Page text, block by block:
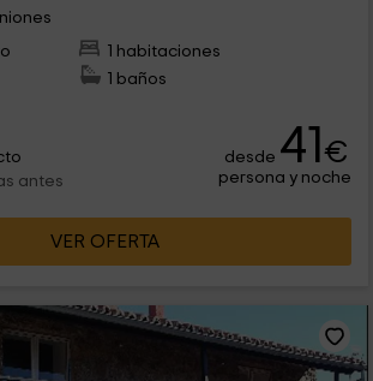
1 habitaciones
1 baños
antes
desde 41€
persona y noche
VER OFERTA